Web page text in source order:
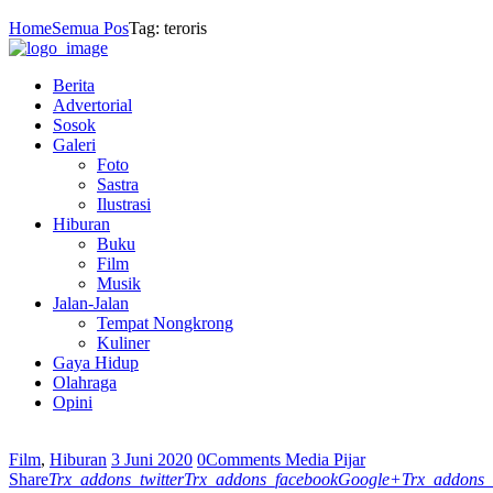
HomeSemua PosTag: teroris
Berita
Advertorial
Sosok
Galeri
Foto
Sastra
Ilustrasi
Hiburan
Buku
Film
Musik
Jalan-Jalan
Tempat Nongkrong
Kuliner
Gaya Hidup
Olahraga
Opini
Film, Hiburan 3 Juni 2020 0Comments Media Pijar
ShareTrx_addons_twitterTrx_addons_facebookGoogle+